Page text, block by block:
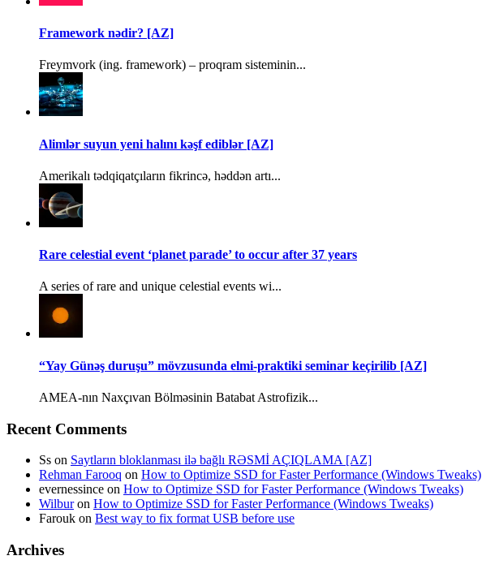
Framework nədir? [AZ]
Freymvork (ing. framework) – proqram sisteminin...
Alimlər suyun yeni halını kəşf ediblər [AZ]
Amerikalı tədqiqatçıların fikrincə, həddən artı...
Rare celestial event ‘planet parade’ to occur after 37 years
A series of rare and unique celestial events wi...
“Yay Günəş duruşu” mövzusunda elmi-praktiki seminar keçirilib [AZ]
AMEA-nın Naxçıvan Bölməsinin Batabat Astrofizik...
Recent Comments
Ss on Saytların bloklanması ilə bağlı RƏSMİ AÇIQLAMA [AZ]
Rehman Farooq on How to Optimize SSD for Faster Performance (Windows Tweaks)
evernessince on How to Optimize SSD for Faster Performance (Windows Tweaks)
Wilburon How to Optimize SSD for Faster Performance (Windows Tweaks)
Farouk on Best way to fix format USB before use
Archives